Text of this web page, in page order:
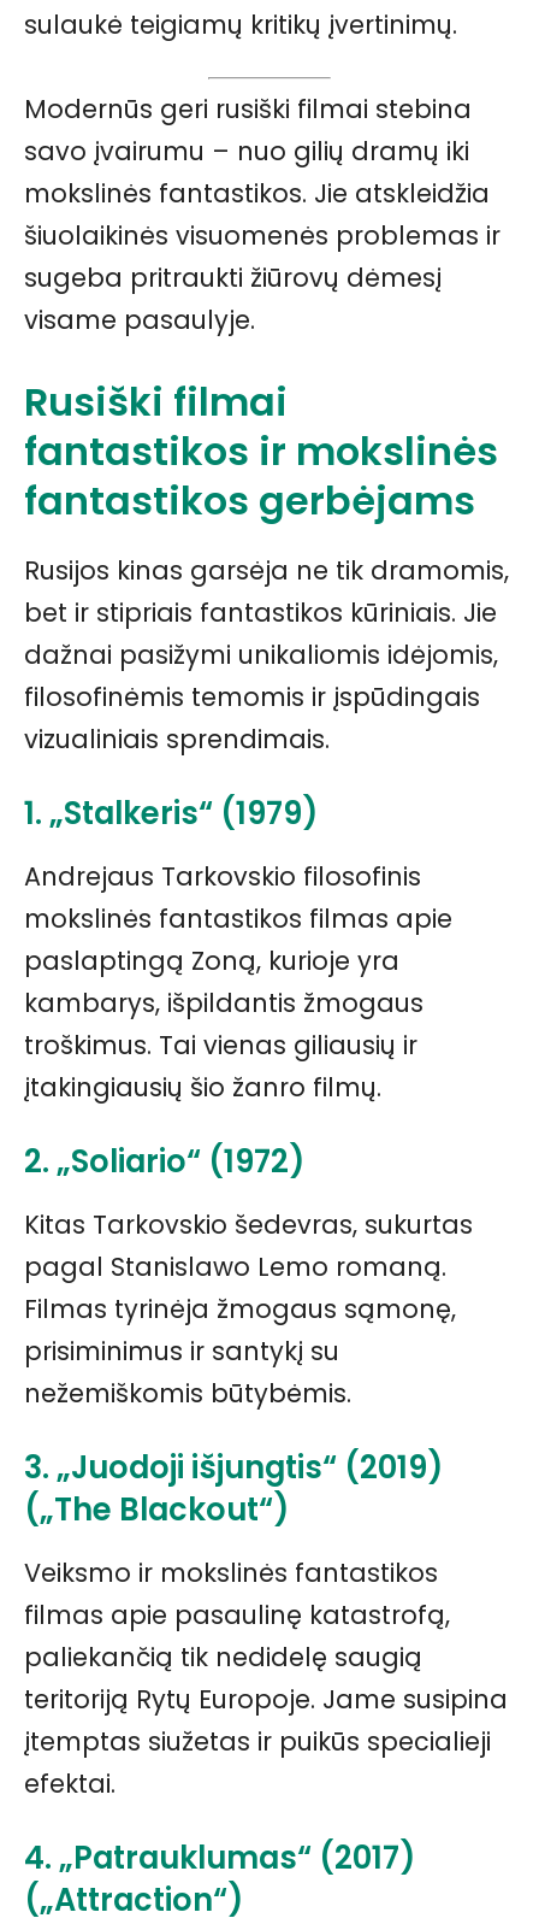
sulaukė teigiamų kritikų įvertinimų.
Modernūs geri rusiški filmai stebina
savo įvairumu – nuo gilių dramų iki
mokslinės fantastikos. Jie atskleidžia
šiuolaikinės visuomenės problemas ir
sugeba pritraukti žiūrovų dėmesį
visame pasaulyje.
Rusiški filmai
fantastikos ir mokslinės
fantastikos gerbėjams
Rusijos kinas garsėja ne tik dramomis,
bet ir stipriais fantastikos kūriniais. Jie
dažnai pasižymi unikaliomis idėjomis,
filosofinėmis temomis ir įspūdingais
vizualiniais sprendimais.
1. „Stalkeris“ (1979)
Andrejaus Tarkovskio filosofinis
mokslinės fantastikos filmas apie
paslaptingą Zoną, kurioje yra
kambarys, išpildantis žmogaus
troškimus. Tai vienas giliausių ir
įtakingiausių šio žanro filmų.
2. „Soliario“ (1972)
Kitas Tarkovskio šedevras, sukurtas
pagal Stanislawo Lemo romaną.
Filmas tyrinėja žmogaus sąmonę,
prisiminimus ir santykį su
nežemiškomis būtybėmis.
3. „Juodoji išjungtis“ (2019)
(„The Blackout“)
Veiksmo ir mokslinės fantastikos
filmas apie pasaulinę katastrofą,
paliekančią tik nedidelę saugią
teritoriją Rytų Europoje. Jame susipina
įtemptas siužetas ir puikūs specialieji
efektai.
4. „Patrauklumas“ (2017)
(„Attraction“)